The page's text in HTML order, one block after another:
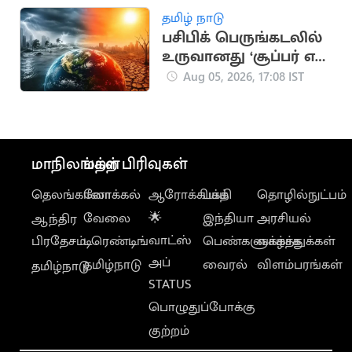
தமிழ் நாடு
பசிபிக் பெருங்கடலில்
உருவானது ‘சூப்பர் எல்
நினோ’.. வானிலை
Aug 05, 2026, 17:08 IST
மாநிலங்கள்
தெலங்கானா
ஆந்திர
பிரதேசம்
தமிழ்நாடு
மற்ற பிரிவுகள்
லோக்கல்
வேலை
டிரெண்டிங்
தமிழ்நாடு
ஆரோக்கியம்
🌟
வாட்ஸ்
அப்
STATUS
பொழுதுப்போக்கு
குற்றம்
பக்தி
இந்தியா
பெண்களுக்காக
வைரல்
தொழில்நுட்பம்
அரசியல்
வாழ்த்துக்கள்
விளம்பரங்கள்